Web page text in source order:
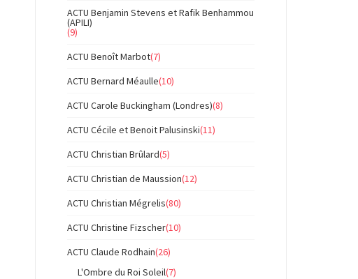
ACTU Benjamin Stevens et Rafik Benhammou
(APILI)
(9)
ACTU Benoît Marbot(7)
ACTU Bernard Méaulle(10)
ACTU Carole Buckingham (Londres)(8)
ACTU Cécile et Benoit Palusinski(11)
ACTU Christian Brûlard(5)
ACTU Christian de Maussion(12)
ACTU Christian Mégrelis(80)
ACTU Christine Fizscher(10)
ACTU Claude Rodhain(26)
L'Ombre du Roi Soleil(7)